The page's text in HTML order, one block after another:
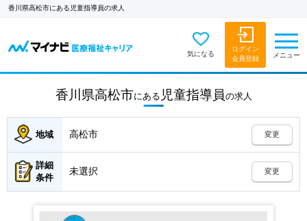
香川県高松市にある児童指導員の求人
気になる
ログイン
会員登録
メニュー
香川県高松市にある 児童指導員の求人
地域 高松市 変更
詳細
条件
未選択 変更